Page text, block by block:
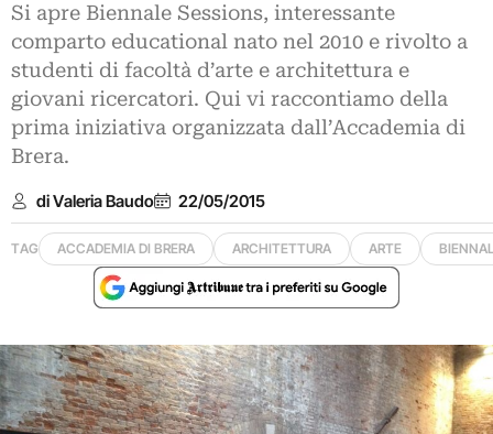
Si apre Biennale Sessions, interessante
comparto educational nato nel 2010 e rivolto a
studenti di facoltà d’arte e architettura e
giovani ricercatori. Qui vi raccontiamo della
prima iniziativa organizzata dall’Accademia di
Brera.
di Valeria Baudo 22/05/2015
TAG ACCADEMIA DI BRERA ARCHITETTURA ARTE